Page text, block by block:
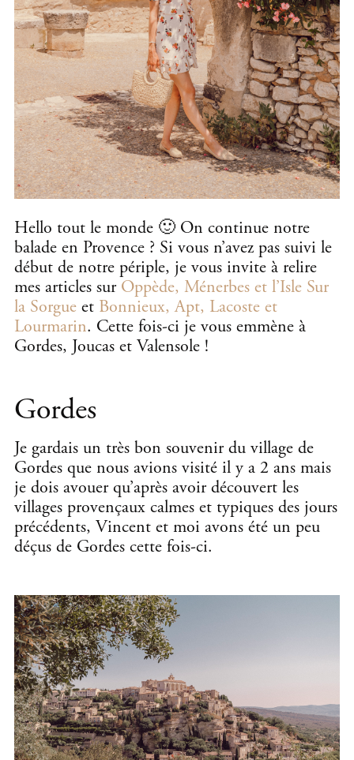
Hello tout le monde 🙂 On continue notre
balade en Provence ? Si vous n’avez pas suivi le
début de notre périple, je vous invite à relire
mes articles sur Oppède, Ménerbes et l’Isle Sur
la Sorgue et Bonnieux, Apt, Lacoste et
Lourmarin. Cette fois-ci je vous emmène à
Gordes, Joucas et Valensole !
Gordes
Je gardais un très bon souvenir du village de
Gordes que nous avions visité il y a 2 ans mais
je dois avouer qu’après avoir découvert les
villages provençaux calmes et typiques des jours
précédents, Vincent et moi avons été un peu
déçus de Gordes cette fois-ci.